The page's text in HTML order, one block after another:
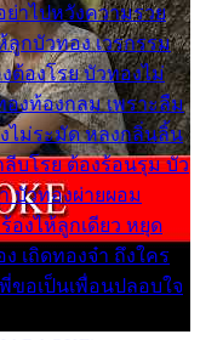
าไปหวังความรวย
ลูกบัวทอง เวรกรรม
ต้องโรย บัวทองไม่
งท้องกลม เพราะลืม
ไม่ระมัด หลงกลิ่นลิ้น
บโรย ต้องร้อนรุม บัว
บัวทองผ่ายผอม
องไห้ลูกเดียว หยุด
เถิดทองจ๋า ถึงใคร
ขอเป็นเพื่อนปลอบใจ